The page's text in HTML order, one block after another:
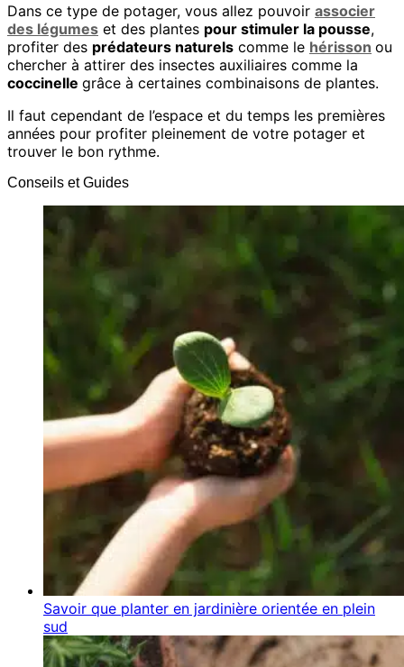
Dans ce type de potager, vous allez pouvoir associer
des légumes et des plantes pour stimuler la pousse,
profiter des prédateurs naturels comme le hérisson ou
chercher à attirer des insectes auxiliaires comme la
coccinelle grâce à certaines combinaisons de plantes.
Il faut cependant de l’espace et du temps les premières
années pour profiter pleinement de votre potager et
trouver le bon rythme.
Conseils et Guides
Savoir que planter en jardinière orientée en plein
sud